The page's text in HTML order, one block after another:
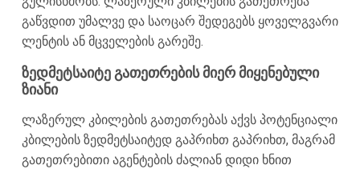
გაწვდით უმალვე და საოცარ შედეგებს ყოველგვარი
ლენტის ან მცველების გარეშე.
ზედმეტსაიტე გათეთრების მიერ მიყენებული
ზიანი
ლაზერულ კბილების გათეთრებას აქვს პოტენციალი
კბილების ზედმეტსაიტედ გაპრიხთ გაპრიხთ, მაგრამ
გათეთრებითი აგენტების ძალიან დიდი ხნით